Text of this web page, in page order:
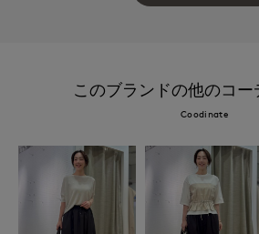
このブランドの他のコー
Coodinate